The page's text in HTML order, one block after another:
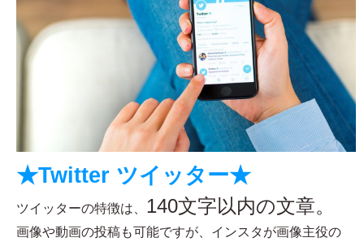
★Twitter ツイッター★
ツイッターの特徴は、 140文字以内の文章。
画像や動画の投稿も可能ですが、インスタが画像主役の